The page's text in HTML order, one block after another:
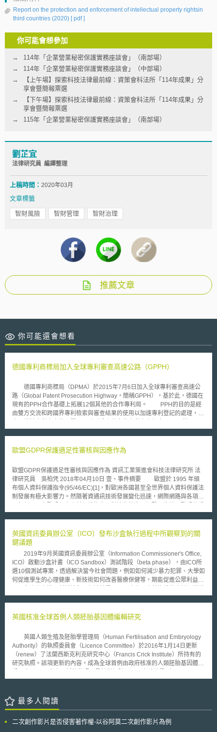
Report on the protection and enforcement of intellectual property rightsin
third countries (2020) [ pdf ]
你可能會想參加
114年「企業營業秘密保護實務座談會」（南部場）
114年「企業營業秘密保護實務座談會」（中部場）
【上午場】探索科技法律最前線：資策會科法所「114年成果」分
享會暨簡報票選
【下午場】探索科技法律最前線：資策會科法所「114年成果」分
享會暨簡報票選
115年「企業營業秘密保護實務座談會」（南部場）
劉芷宜
法律研究員 編譯整理
上稿時間： 2020年03月
文章標籤
智財風險 智財管理 智財治理
推薦文章
你可能還會想看
德國專利商標局加入全球專利審查高速公路（GPPH）
德國專利商標局（DPMA）於2015年7月6日加入全球專利審查高速公
路（Global Patent Prosecution Highway，簡稱GPPH），基於此，德國在
現有的PPH合作基礎上拓展12個其他的合作專利局。 PPH的目的是經
由雙方交流和跨國界專利檢索與審查結果的使用以加速專利登記的處理，一
年7月6日起，一個加速審查的申請不只在德國專利商標局之前合作的9大
國專利商標局、韓國知識產權局、加拿大知識產權局、芬蘭國家專利注冊委
行，即：澳大利亞知識產權局、丹麥專利商標局、俄羅斯聯邦知識產權局、
匈牙利知識產權局、西班牙專利商標局、瑞典專利注冊局、葡萄牙工業產權
局、愛沙尼亞專利局、以色列專利局、挪威知識產權局、冰島專利局、北歐
專利局（包括丹麥專利商標局、挪威知識產權局、冰島專利局）。 對
申請人來說這個制度的優點是，未來若申請人的專利申請案的請求項在參與
可以要求作為後續申請受理局的德國專利商標局進入簡易程序，以獲得加速
歐盟GDPR保護適足性審核與因應作為
歐盟GDPR保護適足性審核與因應作為 資訊工業策進會科技法律研究所 法
律研究員 吳柏凭 2018年04月10日 壹、事件摘要 歐盟於 1995 年頒
布個人資料保護指令(95/46/EC)[1]，對歐洲各國甚至全世界個人資料保護法
制發展有極大影響力。然隨著資通訊技術發展變化迅速，網際網路與各項應
會(European Commission) 出新的資料保護規則（General Data
正式成為歐盟第2016/679號規則（Regulation (EU) 2016/679）[2]。由於
歐盟原則上禁止個人資料跨境傳輸，只有在被認可具有保護適足性
(Adequate level of protection)的國家或地區才能例外許可傳輸，因此如何
獲得歐盟保護適足性認可，就成為能否跨境傳輸歐盟個資的關鍵。 貳、重
點說明 一、個人資料保護指令保護適足性審查規定 1995年的個人資料
保護指令，就有禁止會員國將個人資料跨境傳輸至對資料保護不具有保護適
足性之國家[3]。在第25條第2項中，對於保護適足性的審查，包括資料的性
特別法規範、以及安全措施等，透過個案綜合判斷是否具有保護適足性[4]。
Data Protection Working Party）的指導文件[5]，其中對於法律規範審查，
GDPR延續了個人資料保護指令的規定，原則上禁止資料跨境傳輸至對
資料保護不具有適足性之國家[6]。根據第45條第2項規定，適足性的評估包
括以下要素： 法治、對人權與基本自由之尊重、一般與部門之相關立法，
包括有關公共安全、防衛、國家安全及刑法、公務機關對個人資料之接近使
用權、及該等立法、資料保護規則、專業規則及安全措施之執行。 有一個
或以上獨立監管機關之存在及有效運作，或對象為國際組織時，確保及執行
利，並與會員國之監管機關合作； 個人資料向其他第三國或國際組織進一
步移轉，該其他第三國或國際組織之規則、判例法、及有效且可執行之資料
際組織所加入之國際協定，或其他因具法律拘束力之合約或辦法、及從其參
英國資訊委員辦公室（ICO）發布沙盒執行過程中所觀察到的關
鍵議題
2019年9月英國資訊委員辦公室（Information Commissioner's Office,
ICO）啟動沙盒計畫（ICO Sandbox）測試階段（beta phase），由ICO所
選10個測試專案，透過解決當今社會問題，例如如何減少暴力犯罪、大學如
何促進學生的心理健康、新技術如何改善醫療保健等，期能促進公眾利益。
題，因此ICO持續與各專案溝通，提供其應用現有個資保護指引之建議，如
- Data protection impact assessment）、資料保護自我評估工具包（Data
迄今，ICO沙盒執行過程中所觀察到的關鍵議題如下： 公部門資料應用效
益：部份參與者正在克服與公部門進行歷史資料共享，或是如何整合應用大
數據等。個人資料與新技術應用，必須與資料主體的權利和自由進行權衡。
同意：確保各方對於「同意」（Consent）之理解，以弭平差異，同時向公
眾提供透明資訊。 新技術的挑戰：應用語音生物辨識（voice
中的風險，並檢查可能用於資料分析的資料來源，確保符合目的之應用。
未來的6個月，ICO將持續與各專案合作，使其為有效的解決方案，為
公眾提供創新合規之產品與服務，並成為未來結合資料保護和創新應用之規
英國核准全球首例人類胚胎基因體編輯研究
英國人類生殖及胚胎學管理局（Human Fertilisation and Embryology
Authority）的執照委員會（Licence Committee）於2016年1月14日更新
（renew）了法蘭西斯克利克研究中心（Francis Crick Institute）所持有的
研究執照。該項更新的內容，成為全球首例由政府核准的人類胚胎基因體編
project）所簽發的。該計畫全名是「人類剩餘胚胎幹細胞之研究：人類胚胎
化」（Derivation of stem cells from human surplus embryos: the
development of human embryonic stem cell (hES) cultures,
specific differentiation towards transplantable tissues），該計畫的執照是
最多人閱讀
二次創作影片是否侵害著作權-以谷阿莫二次創作影片為例